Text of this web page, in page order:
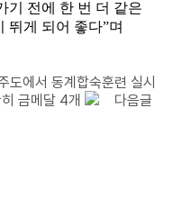
기 전에 한 번 더 같은
뛰게 되어 좋다”며
도에서 동계합숙훈련 실시
금메달 4개
다음글